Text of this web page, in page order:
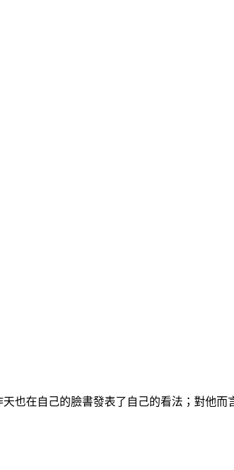
也在自己的臉書發表了自己的看法；對他